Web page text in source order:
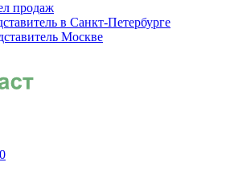
продаж
в Санкт-Петербурге
Москве
0